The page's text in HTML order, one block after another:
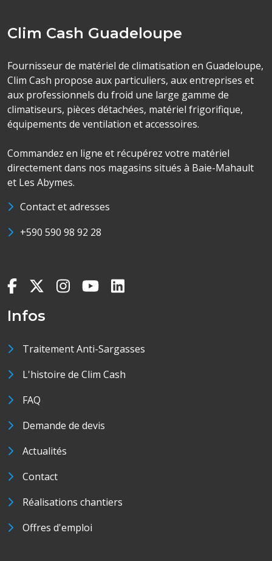
Clim Cash Guadeloupe
Fournisseur de matériel de climatisation en Guadeloupe,
Clim Cash propose aux particuliers, aux entreprises et
aux professionnels du froid une large gamme de
climatiseurs, pièces détachées, matériel frigorifique,
équipements de ventilation et accessoires.
Commandez en ligne et récupérez votre matériel
directement dans nos magasins situés à Baie-Mahault
et Les Abymes.
Contact et adresses
+590 590 98 92 28
Infos
Traitement Anti-Sargasses
L'histoire de Clim Cash
FAQ
Demande de devis
Actualités
Contact
Réalisations chantiers
Offres d'emploi